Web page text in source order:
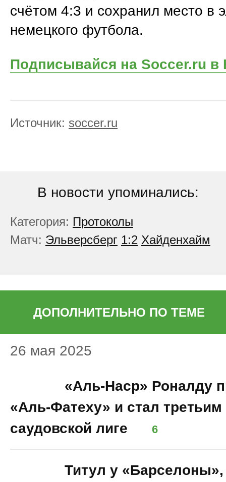
счётом 4:3 и сохранил место в
немецкого футбола.
Подписывайся на Soccer.ru в
Источник: soccer.ru
В новости упоминались:
Категория: Протоколы
Матч: Эльверсберг 1:2 Хайденхайм
ДОПОЛНИТЕЛЬНО ПО ТЕМЕ
26 мая 2025
«Аль-Наср» Роналду
«Аль-Фатеху» и стал третьим
саудовской лиге
6
Титул у